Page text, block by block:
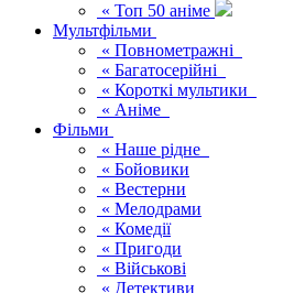
« Топ 50 аніме
Мультфільми
« Повнометражні
« Багатосерійні
« Короткі мультики
« Аніме
Фільми
« Наше рідне
« Бойовики
« Вестерни
« Мелодрами
« Комедії
« Пригоди
« Військові
« Детективи